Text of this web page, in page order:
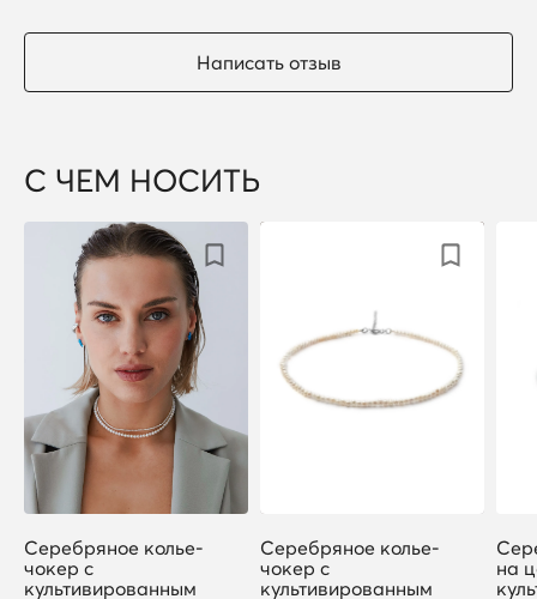
Написать отзыв
С ЧЕМ НОСИТЬ
Серебряное колье-
чокер с
культивированным
Серебряное колье-
чокер с
культивированным
на